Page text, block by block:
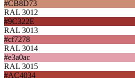
#CB8D73
RAL 3012
#9C322E
RAL 3013
#cf7278
RAL 3014
#e3a0ac
RAL 3015
#AC4034